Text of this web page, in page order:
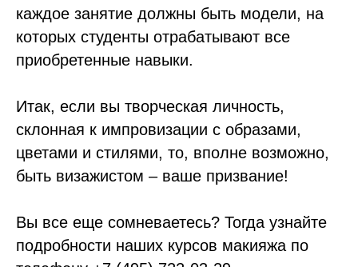
каждое занятие должны быть модели, на
которых студенты отрабатывают все
приобретенные навыки.
Итак, если вы творческая личность,
склонная к импровизации с образами,
цветами и стилями, то, вполне возможно,
быть визажистом – ваше призвание!
Вы все еще сомневаетесь? Тогда узнайте
подробности наших курсов макияжа по